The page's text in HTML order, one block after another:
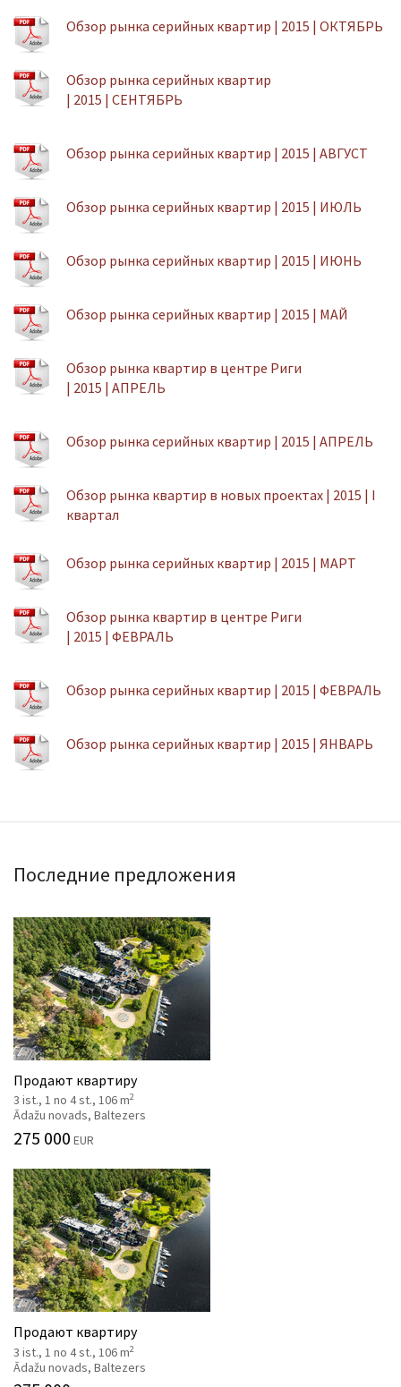
Обзор рынка серийных квартир | 2015 | ОКТЯБРЬ
Обзор рынка серийных квартир
| 2015 | СЕНТЯБРЬ
Обзор рынка серийных квартир | 2015 | АВГУСТ
Обзор рынка серийных квартир | 2015 | ИЮЛЬ
Обзор рынка серийных квартир | 2015 | ИЮНЬ
Обзор рынка серийных квартир | 2015 | МАЙ
Обзор рынка квартир в центре Риги
| 2015 | АПРЕЛЬ
Обзор рынка серийных квартир | 2015 | АПРЕЛЬ
Обзор рынка квартир в новых проектах | 2015 | I
квартал
Обзор рынка серийных квартир | 2015 | МАРТ
Обзор рынка квартир в центре Риги
| 2015 | ФЕВРАЛЬ
Обзор рынка серийных квартир | 2015 | ФЕВРАЛЬ
Обзор рынка серийных квартир | 2015 | ЯНВАРЬ
Последние предложения
Продают квартиру
3 ist., 1 no 4 st., 106 m2
Ādažu novads, Baltezers
275 000 EUR
Продают квартиру
3 ist., 1 no 4 st., 106 m2
Ādažu novads, Baltezers